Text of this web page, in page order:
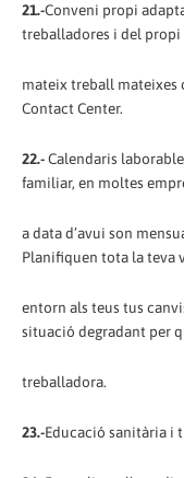
21.-Conveni propi
treballadores i del propi
mateix treball mateixes
Contact Center.
22.-Calendaris
familiar, en moltes
a data d’avui son
Planifiquen tota la teva
entorn als teus tus
situació degradant per
treballadora.
23.-Educació sanitària i